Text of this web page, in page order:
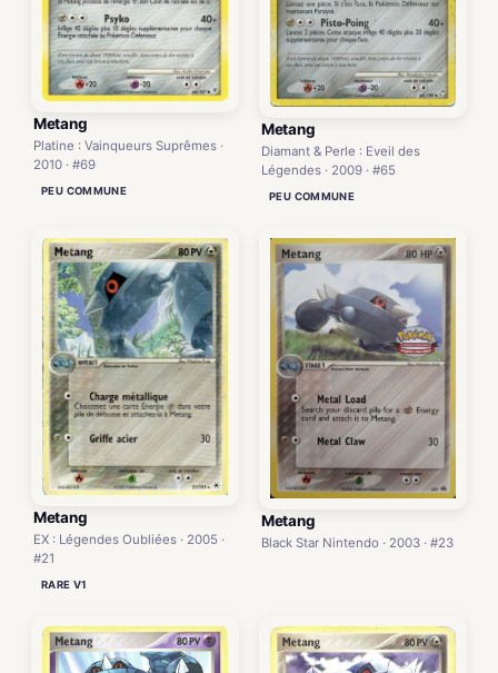
Metang
Platine : Vainqueurs Suprêmes ·
2010 · #69
PEU COMMUNE
Metang
Diamant & Perle : Eveil des
Légendes · 2009 · #65
PEU COMMUNE
Metang
EX : Légendes Oubliées · 2005 ·
#21
RARE V1
Metang
Black Star Nintendo · 2003 · #23